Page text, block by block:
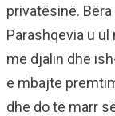
privatësinë.
Parashqevia u ul
me djalin dhe
e mbajte
dhe do të marr